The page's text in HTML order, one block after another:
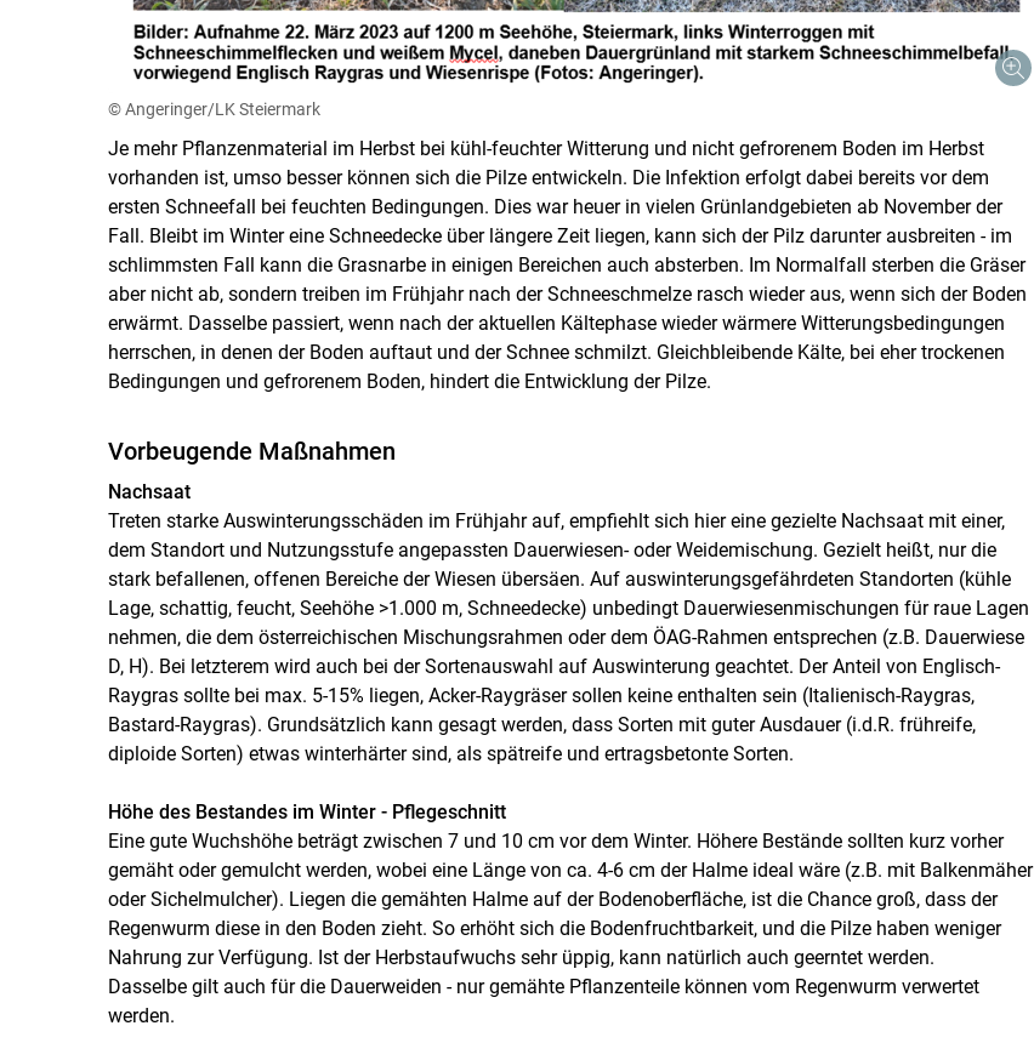
© Angeringer/LK Steiermark
Je mehr Pflanzenmaterial im Herbst bei kühl-feuchter Witterung und nicht gefrorenem Boden im Herbst
vorhanden ist, umso besser können sich die Pilze entwickeln. Die Infektion erfolgt dabei bereits vor dem
ersten Schneefall bei feuchten Bedingungen. Dies war heuer in vielen Grünlandgebieten ab November der
Fall. Bleibt im Winter eine Schneedecke über längere Zeit liegen, kann sich der Pilz darunter ausbreiten - im
schlimmsten Fall kann die Grasnarbe in einigen Bereichen auch absterben. Im Normalfall sterben die Gräser
aber nicht ab, sondern treiben im Frühjahr nach der Schneeschmelze rasch wieder aus, wenn sich der Boden
erwärmt. Dasselbe passiert, wenn nach der aktuellen Kältephase wieder wärmere Witterungsbedingungen
herrschen, in denen der Boden auftaut und der Schnee schmilzt. Gleichbleibende Kälte, bei eher trockenen
Bedingungen und gefrorenem Boden, hindert die Entwicklung der Pilze.
Vorbeugende Maßnahmen
Nachsaat
Treten starke Auswinterungsschäden im Frühjahr auf, empfiehlt sich hier eine gezielte Nachsaat mit einer,
dem Standort und Nutzungsstufe angepassten Dauerwiesen- oder Weidemischung. Gezielt heißt, nur die
stark befallenen, offenen Bereiche der Wiesen übersäen. Auf auswinterungsgefährdeten Standorten (kühle
Lage, schattig, feucht, Seehöhe >1.000 m, Schneedecke) unbedingt Dauerwiesenmischungen für raue Lagen
nehmen, die dem österreichischen Mischungsrahmen oder dem ÖAG-Rahmen entsprechen (z.B. Dauerwiese
D, H). Bei letzterem wird auch bei der Sortenauswahl auf Auswinterung geachtet. Der Anteil von Englisch-
Raygras sollte bei max. 5-15% liegen, Acker-Raygräser sollen keine enthalten sein (Italienisch-Raygras,
Bastard-Raygras). Grundsätzlich kann gesagt werden, dass Sorten mit guter Ausdauer (i.d.R. frühreife,
diploide Sorten) etwas winterhärter sind, als spätreife und ertragsbetonte Sorten.
Höhe des Bestandes im Winter - Pflegeschnitt
Eine gute Wuchshöhe beträgt zwischen 7 und 10 cm vor dem Winter. Höhere Bestände sollten kurz vorher
gemäht oder gemulcht werden, wobei eine Länge von ca. 4-6 cm der Halme ideal wäre (z.B. mit Balkenmäher
oder Sichelmulcher). Liegen die gemähten Halme auf der Bodenoberfläche, ist die Chance groß, dass der
Regenwurm diese in den Boden zieht. So erhöht sich die Bodenfruchtbarkeit, und die Pilze haben weniger
Nahrung zur Verfügung. Ist der Herbstaufwuchs sehr üppig, kann natürlich auch geerntet werden.
Dasselbe gilt auch für die Dauerweiden - nur gemähte Pflanzenteile können vom Regenwurm verwertet
werden.